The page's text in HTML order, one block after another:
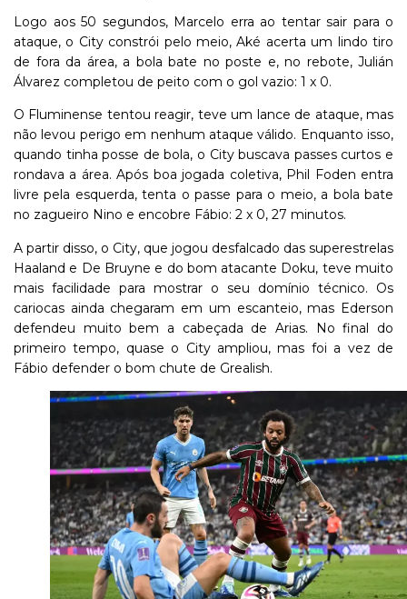
Logo aos 50 segundos, Marcelo erra ao tentar sair para o
ataque, o City constrói pelo meio, Aké acerta um lindo tiro
de fora da área, a bola bate no poste e, no rebote, Julián
Álvarez completou de peito com o gol vazio: 1 x 0.
O Fluminense tentou reagir, teve um lance de ataque, mas
não levou perigo em nenhum ataque válido. Enquanto isso,
quando tinha posse de bola, o City buscava passes curtos e
rondava a área. Após boa jogada coletiva, Phil Foden entra
livre pela esquerda, tenta o passe para o meio, a bola bate
no zagueiro Nino e encobre Fábio: 2 x 0, 27 minutos.
A partir disso, o City, que jogou desfalcado das superestrelas
Haaland e De Bruyne e do bom atacante Doku, teve muito
mais facilidade para mostrar o seu domínio técnico. Os
cariocas ainda chegaram em um escanteio, mas Ederson
defendeu muito bem a cabeçada de Arias. No final do
primeiro tempo, quase o City ampliou, mas foi a vez de
Fábio defender o bom chute de Grealish.